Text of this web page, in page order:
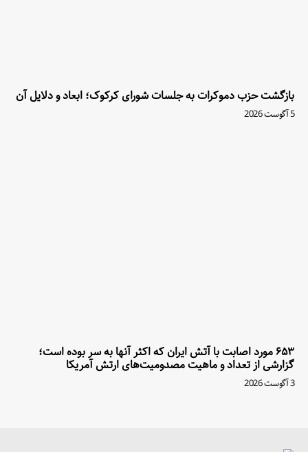
بازگشت حزب دموکرات به جلسات شورای کرکوک؛ ابعاد و دلایل آن
5 آگوست 2026
۶۵۳ مورد اصابت با آتش ایران که اکثر آنها به سر بوده است؛
گزارشی از تعداد و ماهیت مصدومیت‌های ارتش آمریکا
3 آگوست 2026